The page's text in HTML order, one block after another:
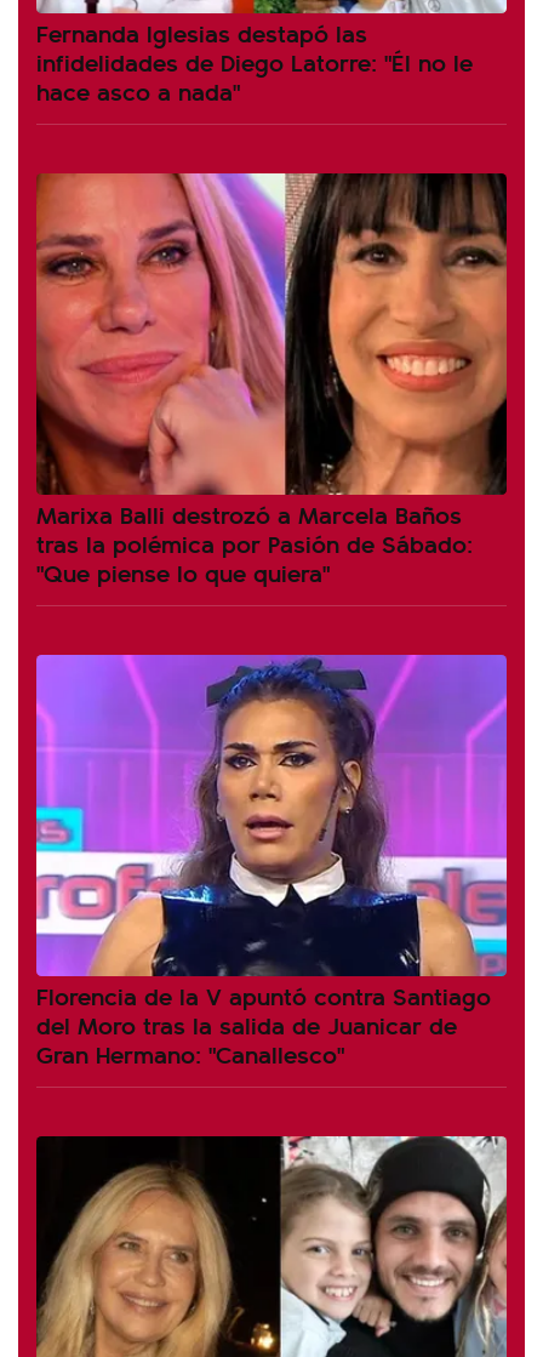
Fernanda Iglesias destapó las
infidelidades de Diego Latorre: "Él no le
hace asco a nada"
Marixa Balli destrozó a Marcela Baños
tras la polémica por Pasión de Sábado:
"Que piense lo que quiera"
Florencia de la V apuntó contra Santiago
del Moro tras la salida de Juanicar de
Gran Hermano: "Canallesco"